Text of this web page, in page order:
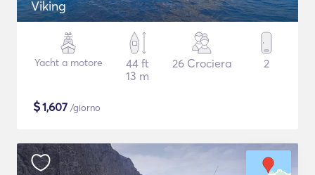
Viking
Yacht a motore
44 ft
13 m
26 Crociera 2
$1,607 /giorno